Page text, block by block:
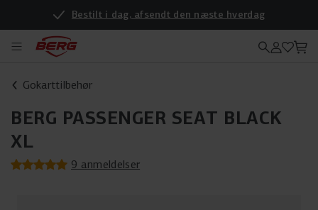
Bestilt i dag, afsendt den næste hverdag
Gokarttilbehør
BERG PASSENGER SEAT BLACK
XL
9 anmeldelser